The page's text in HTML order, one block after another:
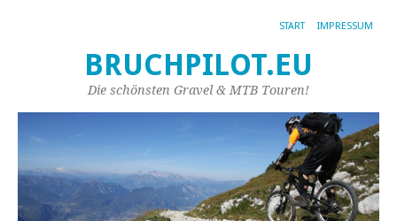
START IMPRESSUM
BRUCHPILOT.EU
Die schönsten Gravel & MTB Touren!